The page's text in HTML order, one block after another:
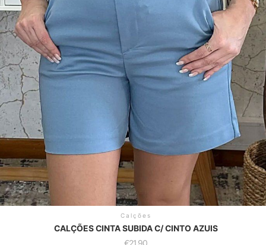
Calções
CALÇÕES CINTA SUBIDA C/ CINTO AZUIS